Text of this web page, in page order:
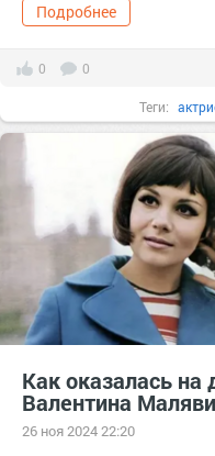
Подробнее
0 0
Теги:
г.
Как оказалась на
Валентина
26 ноя 2024 22:20